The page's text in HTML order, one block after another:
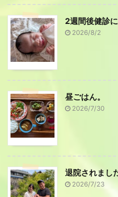
2週間後健診
2026/8/2
昼ごはん。
2026/7/30
退院されまし
2026/7/23